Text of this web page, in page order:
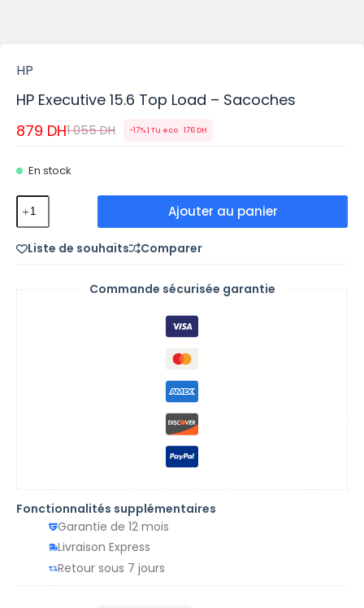
HP
HP Executive 15.6 Top Load – Sacoches
1 055DH
879 DH 176 DH
-17% | Tu eco
En stock
Ajouter au panier
Liste de souhaits Comparer
Commande sécurisée garantie
Fonctionnalités supplémentaires
Garantie de 12 mois
Livraison Express
Retour sous 7 jours